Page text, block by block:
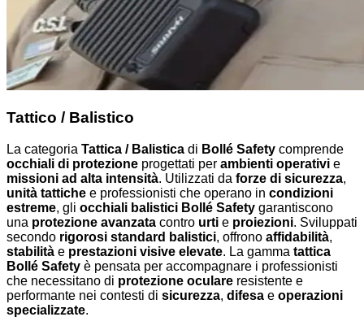
Tattico / Balistico
La categoria Tattica / Balistica di Bollé Safety comprende
occhiali di protezione progettati per ambienti operativi e
missioni ad alta intensità. Utilizzati da forze di sicurezza,
unità tattiche e professionisti che operano in condizioni
estreme, gli occhiali balistici Bollé Safety garantiscono
una protezione avanzata contro urti e proiezioni. Sviluppati
secondo rigorosi standard balistici, offrono affidabilità,
stabilità e prestazioni visive elevate. La gamma tattica
Bollé Safety è pensata per accompagnare i professionisti
che necessitano di protezione oculare resistente e
performante nei contesti di sicurezza, difesa e operazioni
specializzate.